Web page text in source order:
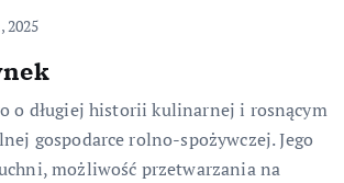
2025
o długiej historii kulinarnej i rosnącym
gospodarce rolno-spożywczej. Jego
możliwość przetwarzania na